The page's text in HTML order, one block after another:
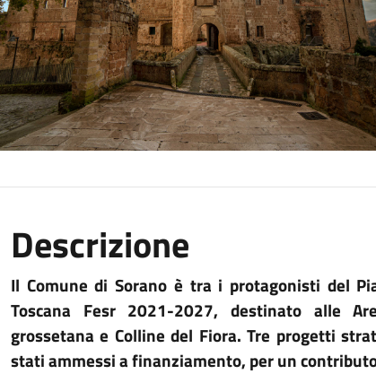
Descrizione
Il Comune di Sorano è tra i protagonisti del
Toscana Fesr 2021-2027, destinato alle
grossetana e Colline del Fiora. Tre progetti
stati ammessi a finanziamento, per un